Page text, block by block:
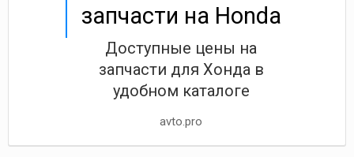
запчасти на Honda
Доступные цены на
запчасти для Хонда в
удобном каталоге
avto.pro